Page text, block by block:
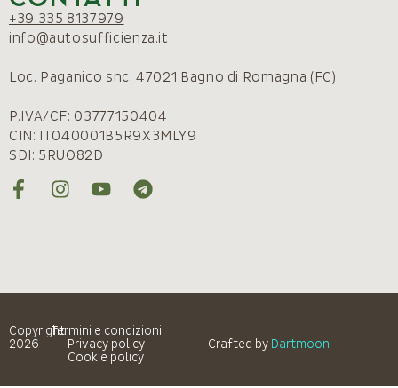
+39 335 8137979
info@autosufficienza.it
Loc. Paganico snc, 47021 Bagno di Romagna (FC)
P.IVA/CF: 03777150404
CIN: IT040001B5R9X3MLY9
SDI: 5RUO82D
Copyright
2026
Termini e condizioni
Privacy policy
Cookie policy
Crafted by Dartmoon